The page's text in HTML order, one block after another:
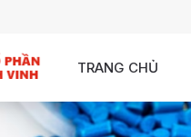
TRANG CHỦ